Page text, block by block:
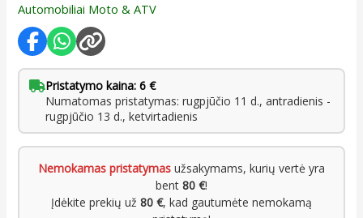
Automobiliai Moto & ATV
Pristatymo kaina: 6 €
Numatomas pristatymas: rugpjūčio 11 d., antradienis -
rugpjūčio 13 d., ketvirtadienis
Nemokamas pristatymas užsakymams, kurių vertė yra
bent 80 €!
Įdėkite prekių už 80 €, kad gautumėte nemokamą